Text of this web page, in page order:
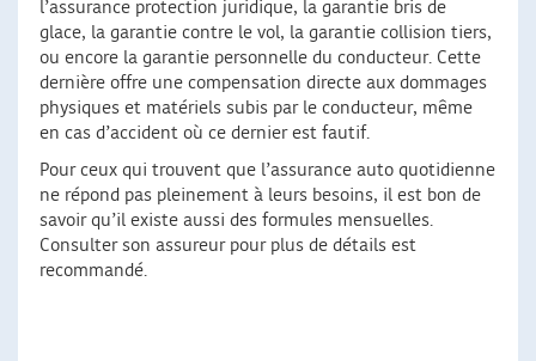
l’assurance protection juridique, la garantie bris de
glace, la garantie contre le vol, la garantie collision tiers,
ou encore la garantie personnelle du conducteur. Cette
dernière offre une compensation directe aux dommages
physiques et matériels subis par le conducteur, même
en cas d’accident où ce dernier est fautif.
Pour ceux qui trouvent que l’assurance auto quotidienne
ne répond pas pleinement à leurs besoins, il est bon de
savoir qu’il existe aussi des formules mensuelles.
Consulter son assureur pour plus de détails est
recommandé.